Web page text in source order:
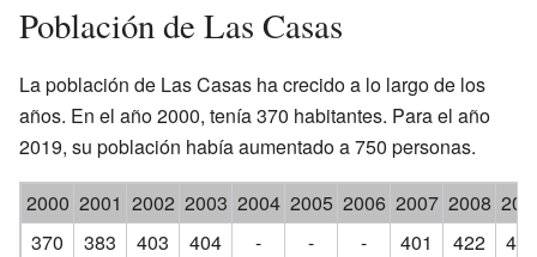
Población de Las Casas
La población de Las Casas ha crecido a lo largo de los
años. En el año 2000, tenía 370 habitantes. Para el año
2019, su población había aumentado a 750 personas.
2000 2001 2002 2003 2004 2005 2006 2007 2008
370
383 403 404 - - - 401 422 435